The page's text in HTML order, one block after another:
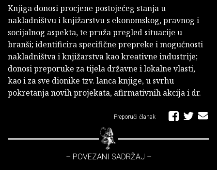
Knjiga donosi procjene postojećeg stanja u
nakladništvu i knjižarstvu s ekonomskog, pravnog i
socijalnog aspekta, te pruža pregled situacije u
branši; identificira specifične prepreke i mogućnosti
nakladništva i knjižarstva kao kreativne industrije;
donosi preporuke za tijela državne i lokalne vlasti,
kao i za sve dionike tzv. lanca knjige, u svrhu
pokretanja novih projekata, afirmativnih akcija i dr.
Preporuči članak
– POVEZANI SADRŽAJ –